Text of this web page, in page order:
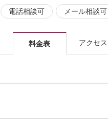
電話相談可 メール相談可
料金表 アクセス